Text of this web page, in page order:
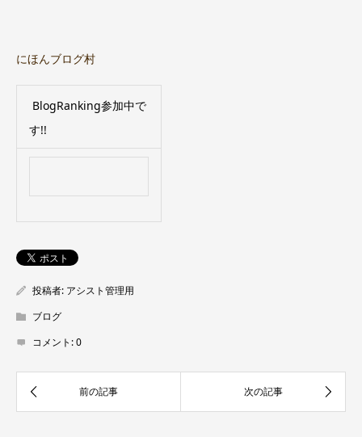
にほんブログ村
BlogRanking参加中で
す!!
投稿者: アシスト管理用
ブログ
コメント:0